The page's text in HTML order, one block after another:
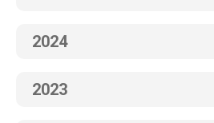
2024
2023